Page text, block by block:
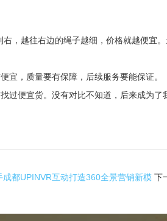
，越往右边的绳子越细，价格就越便宜
宜，质量要有保障，后续服务要能保证。
过便宜货。没有对比不知道，后来成为了
成都UPINVR互动打造360全景营销新模 下